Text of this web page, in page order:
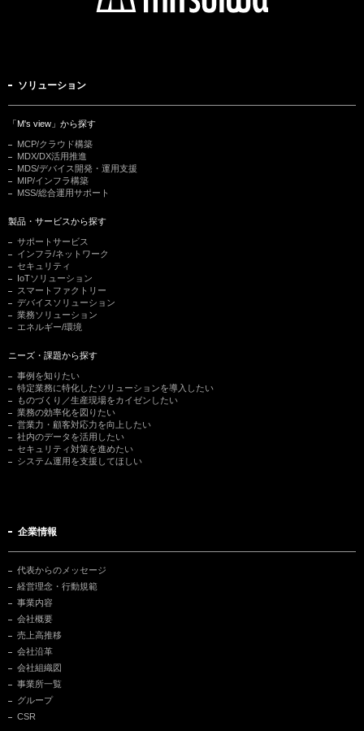
ソリューション
「M's view」から探す
MCP/クラウド構築
MDX/DX活用推進
MDS/デバイス開発・運用支援
MIP/インフラ構築
MSS/総合運用サポート
製品・サービスから探す
サポートサービス
インフラ/ネットワーク
セキュリティ
IoTソリューション
スマートファクトリー
デバイスソリューション
業務ソリューション
エネルギー/環境
ニーズ・課題から探す
事例を知りたい
特定業務に特化したソリューションを導入したい
ものづくり／生産現場をカイゼンしたい
業務の効率化を図りたい
営業力・顧客対応力を向上したい
社内のデータを活用したい
セキュリティ対策を進めたい
システム運用を支援してほしい
企業情報
代表からのメッセージ
経営理念・行動規範
事業内容
会社概要
売上高推移
会社沿革
会社組織図
事業所一覧
グループ
CSR